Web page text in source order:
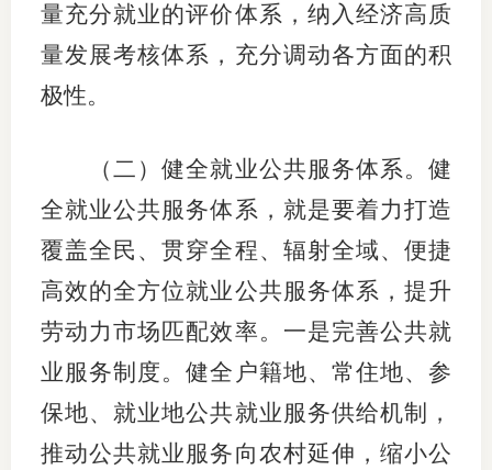
量充分就业的评价体系，纳入经济高质
量发展考核体系，充分调动各方面的积
极性。
（二）健全就业公共服务体系。健
全就业公共服务体系，就是要着力打造
覆盖全民、贯穿全程、辐射全域、便捷
高效的全方位就业公共服务体系，提升
劳动力市场匹配效率。一是完善公共就
业服务制度。健全户籍地、常住地、参
保地、就业地公共就业服务供给机制，
推动公共就业服务向农村延伸，缩小公